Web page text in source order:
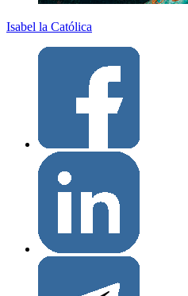
Isabel la Católica